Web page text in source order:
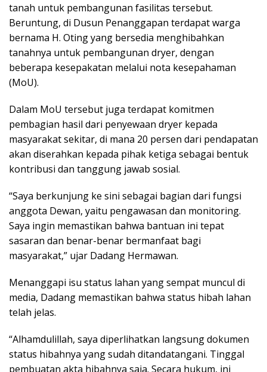
tanah untuk pembangunan fasilitas tersebut.
Beruntung, di Dusun Penanggapan terdapat warga
bernama H. Oting yang bersedia menghibahkan
tanahnya untuk pembangunan dryer, dengan
beberapa kesepakatan melalui nota kesepahaman
(MoU).
Dalam MoU tersebut juga terdapat komitmen
pembagian hasil dari penyewaan dryer kepada
masyarakat sekitar, di mana 20 persen dari pendapatan
akan diserahkan kepada pihak ketiga sebagai bentuk
kontribusi dan tanggung jawab sosial.
“Saya berkunjung ke sini sebagai bagian dari fungsi
anggota Dewan, yaitu pengawasan dan monitoring.
Saya ingin memastikan bahwa bantuan ini tepat
sasaran dan benar-benar bermanfaat bagi
masyarakat,” ujar Dadang Hermawan.
Menanggapi isu status lahan yang sempat muncul di
media, Dadang memastikan bahwa status hibah lahan
telah jelas.
“Alhamdulillah, saya diperlihatkan langsung dokumen
status hibahnya yang sudah ditandatangani. Tinggal
pembuatan akta hibahnya saja. Secara hukum, ini